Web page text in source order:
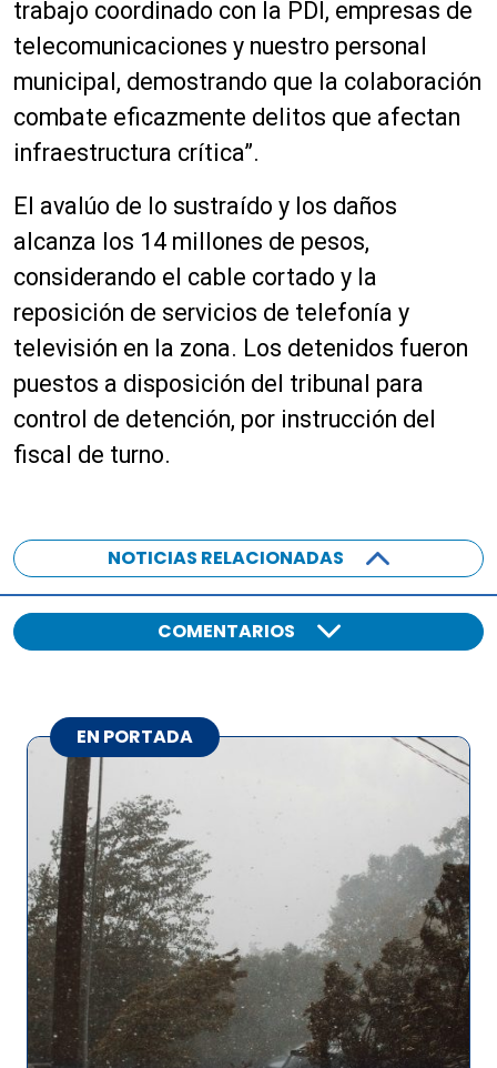
trabajo coordinado con la PDI, empresas de
telecomunicaciones y nuestro personal
municipal, demostrando que la colaboración
combate eficazmente delitos que afectan
infraestructura crítica”.
El avalúo de lo sustraído y los daños
alcanza los 14 millones de pesos,
considerando el cable cortado y la
reposición de servicios de telefonía y
televisión en la zona. Los detenidos fueron
puestos a disposición del tribunal para
control de detención, por instrucción del
fiscal de turno.
NOTICIAS RELACIONADAS
COMENTARIOS
EN PORTADA